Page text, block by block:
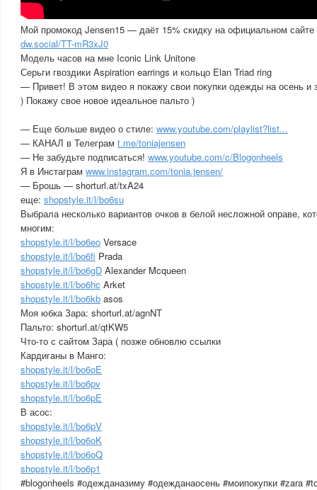
Мой промокод Jensen15 — даёт 15% скидку на официальном сайте
dw.social/TT-mR3xJ0
Модель часов на мне Iconic Link Unitone
Серьги гвоздики Aspiration earrings и кольцо Elan Triad ring
— Привет! В этом видео я покажу свои покупки одежды на осень и
) Покажу свое новое идеальное пальто )
— Еще больше видео о стиле: www.youtube.com/playlist?list...
— КАНАЛ в Телеграм t.me/toniajensen
— Не забудьте подписаться! www.youtube.com/c/Blogonheels
Я в Инстаграм www.instagram.com/tonia.jensen/
— Брошь — shorturl.at/txA24
еще: shopstyle.it/l/bo6su
Выбрала несколько вариантов очков в белой несложной оправе,
многим:
shopstyle.it/l/bo6eo Versace
shopstyle.it/l/bo6fi Prada
shopstyle.it/l/bo6gD Alexander Mcqueen
shopstyle.it/l/bo6hc Arket
shopstyle.it/l/bo6kb asos
Моя юбка Зара: shorturl.at/agnNT
Пальто: shorturl.at/qtKW5
Что-то с сайтом Зара ( позже обновлю ссылки
Кардиганы в Манго:
shopstyle.it/l/bo6oE
shopstyle.it/l/bo6pv
shopstyle.it/l/bo6pE
В асос:
shopstyle.it/l/bo6pV
shopstyle.it/l/bo6oK
shopstyle.it/l/bo6oQ
shopstyle.it/l/bo6p1
#blogonheels #одежданазиму #одежданаосень #моипокупки #zara